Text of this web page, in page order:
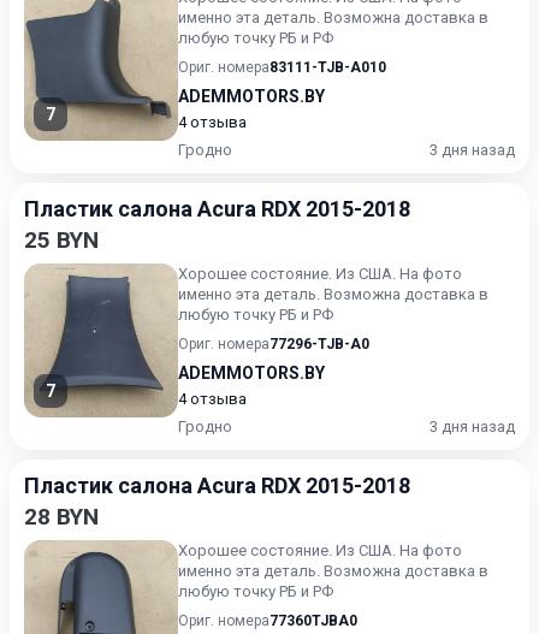
7
именно эта деталь. Возможна доставка в
любую точку РБ и РФ
Ориг. номера83111-TJB-A010
ADEMMOTORS.BY
4 отзыва
Гродно
3 дня назад
Пластик салона Acura RDX 2015-2018
25 BYN
7
Хорошее состояние. Из США. На фото
именно эта деталь. Возможна доставка в
любую точку РБ и РФ
Ориг. номера77296-TJB-A0
ADEMMOTORS.BY
4 отзыва
Гродно
3 дня назад
Пластик салона Acura RDX 2015-2018
28 BYN
Хорошее состояние. Из США. На фото
именно эта деталь. Возможна доставка в
любую точку РБ и РФ
Ориг. номера77360TJBA0